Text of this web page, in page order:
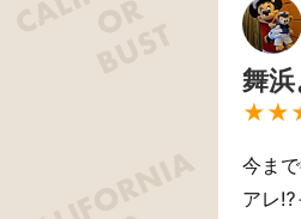
舞
今ま
アレ⁉